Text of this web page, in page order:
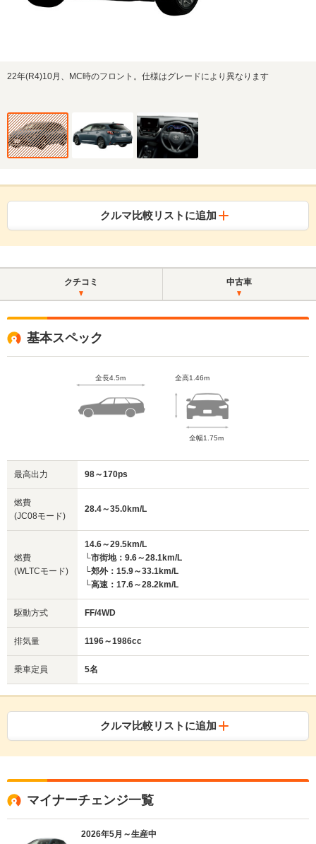
22年(R4)10月、MC時のフロント。仕様はグレードにより異なります
クルマ比較リストに追加
クチコミ 中古車
基本スペック
全長4.5m 全高1.46m
全幅1.75m
最高出力 98～170ps
燃費
(JC08モード)
28.4～35.0km/L
燃費
(WLTCモード)
14.6～29.5km/L
└市街地：9.6～28.1km/L
└郊外：15.9～33.1km/L
└高速：17.6～28.2km/L
駆動方式 FF/4WD
排気量 1196～1986cc
乗車定員 5名
クルマ比較リストに追加
マイナーチェンジ一覧
2026年5月～生産中